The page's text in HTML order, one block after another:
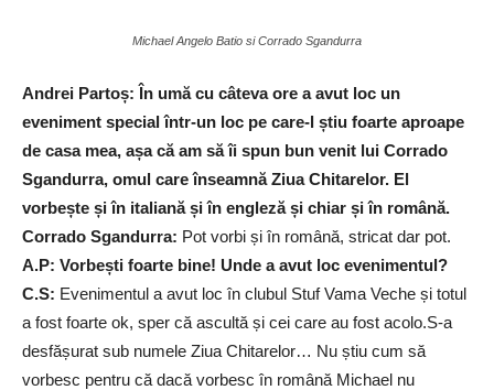
Michael Angelo Batio si Corrado Sgandurra
Andrei Partoș: În umă cu câteva ore a avut loc un
eveniment special într-un loc pe care-l știu foarte aproape
de casa mea, așa că am să îi spun bun venit lui Corrado
Sgandurra, omul care înseamnă Ziua Chitarelor. El
vorbește și în italiană și în engleză și chiar și în română.
Corrado Sgandurra: Pot vorbi și în română, stricat dar pot.
A.P: Vorbești foarte bine! Unde a avut loc evenimentul?
C.S: Evenimentul a avut loc în clubul Stuf Vama Veche și totul
a fost foarte ok, sper că ascultă și cei care au fost acolo.S-a
desfășurat sub numele Ziua Chitarelor… Nu știu cum să
vorbesc pentru că dacă vorbesc în română Michael nu